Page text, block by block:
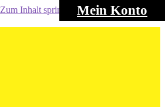
Mein Konto
Zum Inhalt springen